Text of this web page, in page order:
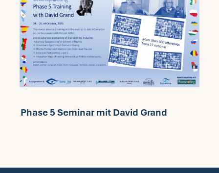
Termine
Fachpersonen
Team
News
Phase 5 Seminar mit David Grand